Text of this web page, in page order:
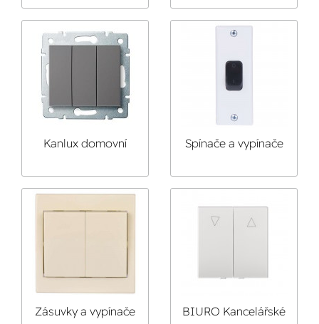
Kanlux domovní
Spínače a vypínače
Zásuvky a vypínače
BIURO Kancelářské